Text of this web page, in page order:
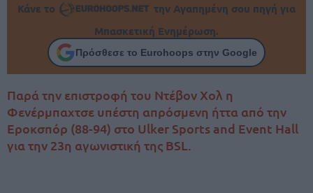
Κάνε το
την Αγαπημένη σου πηγή για
Μπασκετική Ενημέρωση.
Πρόσθεσε το Eurohoops στην Google
Παρά την επιστροφή του Ντέβον Χολ η
Φενέρμπαχτσε υπέστη απρόσμενη ήττα από την
Εροκσπόρ (88-94) στο Ulker Sports and Event Hall
για την 23η αγωνιστική της BSL.